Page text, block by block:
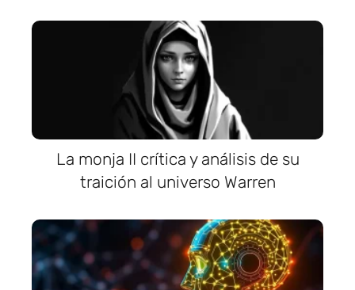
La monja II crítica y análisis de su
traición al universo Warren